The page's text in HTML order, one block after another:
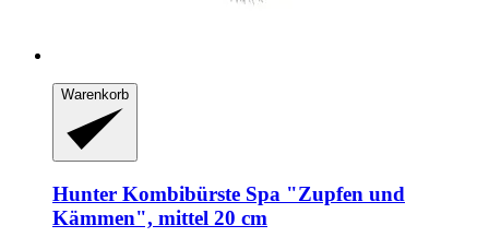
Warenkorb
Hunter Kombibürste Spa "Zupfen und
Kämmen", mittel 20 cm